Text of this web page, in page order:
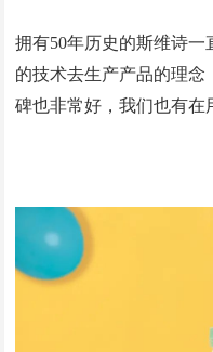
拥有50年历史的斯维诗一
的技术去生产产品的理念
碑也非常好，我们也有在